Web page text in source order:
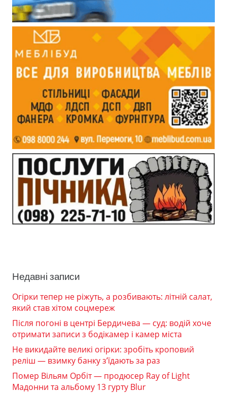
Недавні записи
Огірки тепер не ріжуть, а розбивають: літній салат,
який став хітом соцмереж
Після погоні в центрі Бердичева — суд: водій хоче
отримати записи з бодікамер і камер міста
Не викидайте великі огірки: зробіть кроповий
реліш — взимку банку з’їдають за раз
Помер Вільям Орбіт — продюсер Ray of Light
Мадонни та альбому 13 гурту Blur